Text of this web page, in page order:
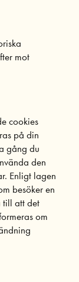
mot
cookies
på din
gång du
den
Enligt lagen
besöker en
till att det
om